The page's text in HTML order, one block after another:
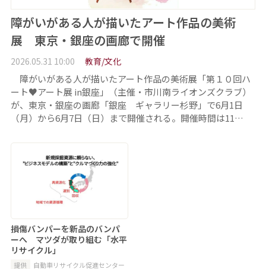
障がいがある人が描いたアート作品の美術
展 東京・銀座の画廊で開催
2026.05.31 10:00 教育/文化
障がいがある人が描いたアート作品の美術展「第１０回ハ
ート♥アート展 in銀座」（主催・市川南ライオンズクラブ）
が、東京・銀座の画廊「銀座 ギャラリー杉野」で6月1日
（月）から6月7日（日）まで開催される。開催時間は11…
損傷バンパーを新品のバンパ
ーへ マツダが取り組む「水平
リサイクル」
提供 自動車リサイクル促進センター